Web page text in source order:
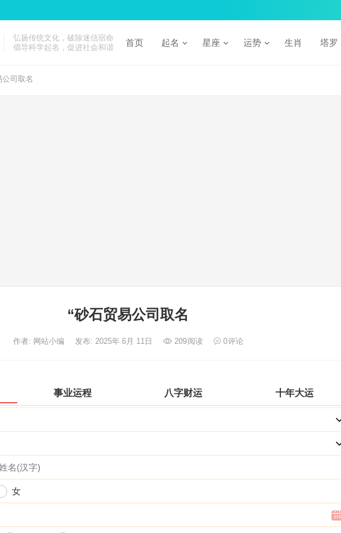
弘扬传统文化，破除迷信宿命
倡导科学起名，促进社会和谐
首页 起名 星座 运势 生肖 塔罗
公司取名
“砂石贸易公司取名
作者: 网站小编 发布: 2025年 6月 11日 209阅读 0评论
事业运程 八字财运 十年大运
女